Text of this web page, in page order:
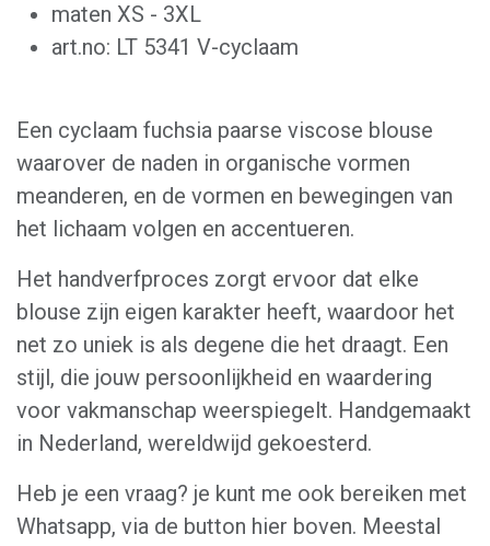
maten XS - 3XL
art.no: LT 5341 V-cyclaam
Een cyclaam fuchsia paarse viscose blouse
waarover de naden in organische vormen
meanderen, en de vormen en bewegingen van
het lichaam volgen en accentueren.
Het handverfproces zorgt ervoor dat elke
blouse zijn eigen karakter heeft, waardoor het
net zo uniek is als degene die het draagt. Een
stijl, die jouw persoonlijkheid en waardering
voor vakmanschap weerspiegelt. Handgemaakt
in Nederland, wereldwijd gekoesterd.
Heb je een vraag? je kunt me ook bereiken met
Whatsapp, via de button hier boven. Meestal